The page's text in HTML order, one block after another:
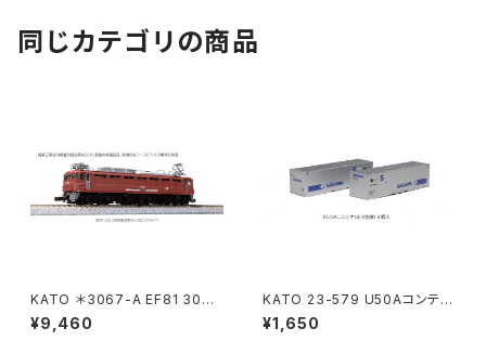
同じカテゴリの商品
KATO ＊3067-A EF81 300
JR貨物更新(ローズピンク) 鉄
道模型 Nゲージ（新品 在庫
¥9,460
KATO 23-579 U50Aコンテナ
(佐川急便) 2個入 Nゲージ 鉄
道模型（新品 在庫品）
¥1,650